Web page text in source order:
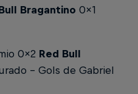
Bragantino 0x1
0x2 Red Bull
- Gols de Gabriel